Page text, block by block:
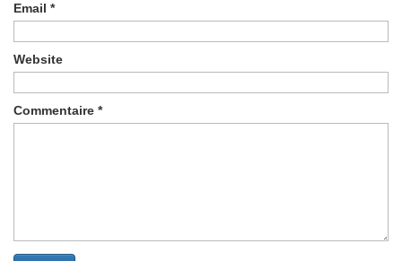
Email *
Website
Commentaire *